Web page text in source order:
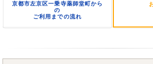
京都市左京区一乗寺薬師堂町から
の
ご利用までの流れ